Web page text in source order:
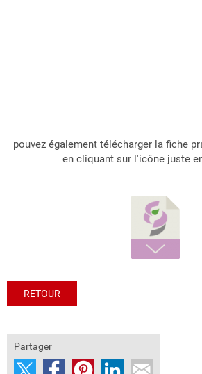
pouvez également télécharger la fiche
en cliquant sur l'icône juste
RETOUR
Partager